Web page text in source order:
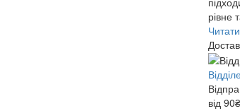
рівне
від 90₴